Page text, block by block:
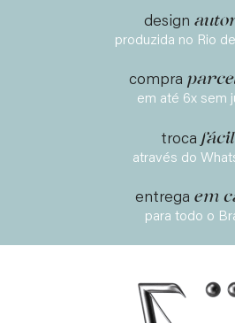
design
produzida no Rio
compra
em até 6x sem
troca fácil
através do
entrega em
para todo o